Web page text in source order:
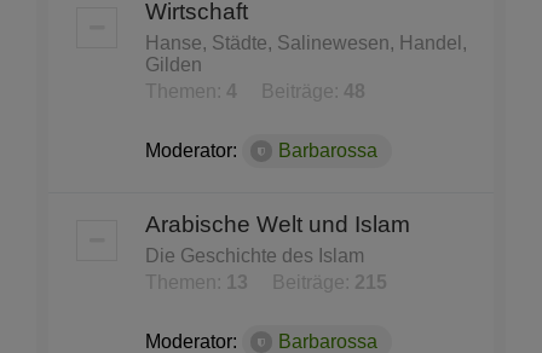
Wirtschaft
Hanse, Städte, Salinewesen, Handel,
Gilden
Themen: 4 Beiträge: 48
Moderator: Barbarossa
Arabische Welt und Islam
Die Geschichte des Islam
Themen:
13 Beiträge: 215
Moderator: Barbarossa